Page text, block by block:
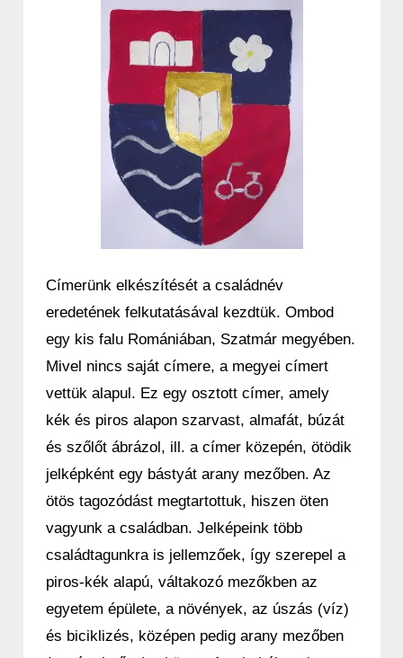
Címerünk elkészítését a családnév
eredetének felkutatásával kezdtük. Ombod
egy kis falu Romániában, Szatmár megyében.
Mivel nincs saját címere, a megyei címert
vettük alapul. Ez egy osztott címer, amely
kék és piros alapon szarvast, almafát, búzát
és szőlőt ábrázol, ill. a címer közepén, ötödik
jelképként egy bástyát arany mezőben. Az
ötös tagozódást megtartottuk, hiszen öten
vagyunk a családban. Jelképeink több
családtagunkra is jellemzőek, így szerepel a
piros-kék alapú, váltakozó mezőkben az
egyetem épülete, a növények, az úszás (víz)
és biciklizés, középen pedig arany mezőben